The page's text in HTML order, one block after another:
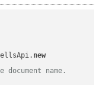
new
name.